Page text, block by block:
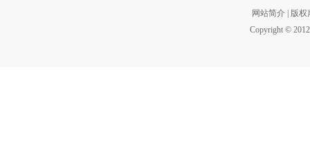
网站简介
版权
Copyright ©